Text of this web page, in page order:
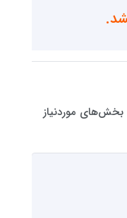
بخش‌های موردنیاز